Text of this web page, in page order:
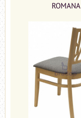
ROMANA